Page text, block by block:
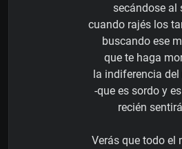
secándose al
cuando rajés los
buscando ese
que te haga
la indiferencia
-que es sordo y
recién
Verás que todo el